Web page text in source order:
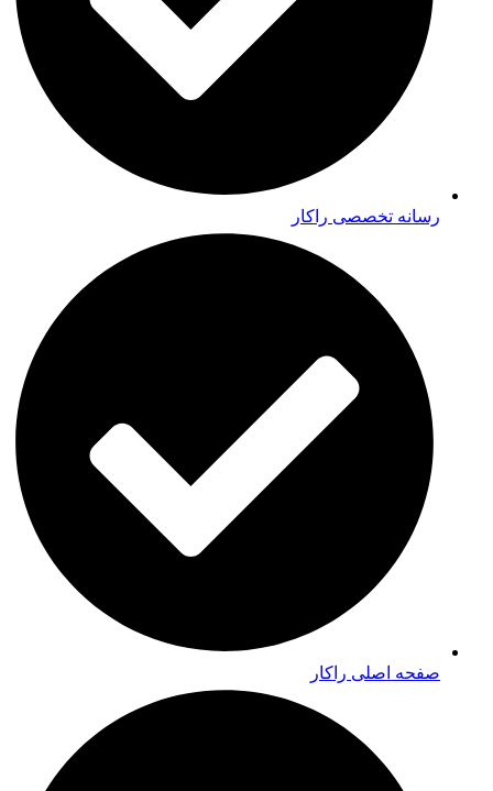
رسانه تخصصی راکار
صفحه اصلی راکار